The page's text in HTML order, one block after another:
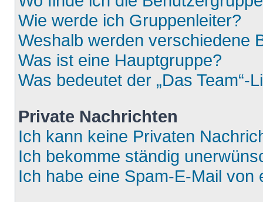
Wie werde ich Gruppenleiter?
Weshalb werden verschiedene
Was ist eine Hauptgruppe?
Was bedeutet der „Das Team“-
Private Nachrichten
Ich kann keine Privaten
Ich bekomme ständig
Ich habe eine Spam-E-Mail